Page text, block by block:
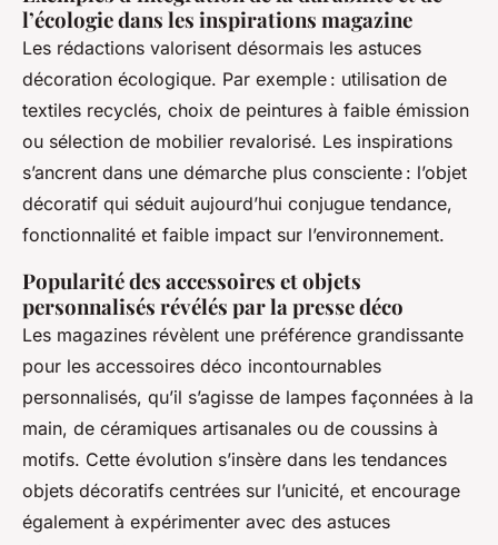
l’écologie dans les inspirations magazine
Les rédactions valorisent désormais les astuces
décoration écologique. Par exemple : utilisation de
textiles recyclés, choix de peintures à faible émission
ou sélection de mobilier revalorisé. Les inspirations
s’ancrent dans une démarche plus consciente : l’objet
décoratif qui séduit aujourd’hui conjugue tendance,
fonctionnalité et faible impact sur l’environnement.
Popularité des accessoires et objets
personnalisés révélés par la presse déco
Les magazines révèlent une préférence grandissante
pour les accessoires déco incontournables
personnalisés, qu’il s’agisse de lampes façonnées à la
main, de céramiques artisanales ou de coussins à
motifs. Cette évolution s’insère dans les tendances
objets décoratifs centrées sur l’unicité, et encourage
également à expérimenter avec des astuces